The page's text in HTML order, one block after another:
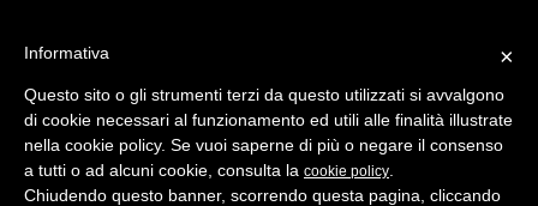
Selezione
×
Informativa
Questo sito o gli strumenti terzi da questo utilizzati si avvalgono
di cookie necessari al funzionamento ed utili alle finalità illustrate
nella cookie policy. Se vuoi saperne di più o negare il consenso
a tutti o ad alcuni cookie, consulta la cookie policy
Chiudendo questo banner, scorrendo questa pagina, cliccando